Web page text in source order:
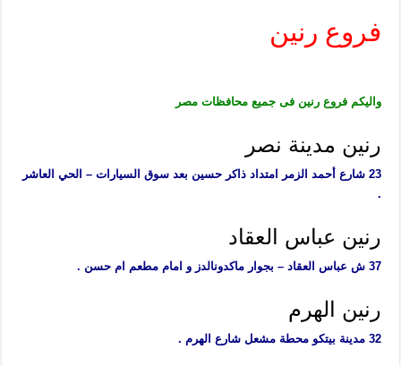
فروع رنين
واليكم فروع رنين فى جميع محافظات مصر
رنين مدينة نصر
23 شارع أحمد الزمر امتداد ذاكر حسين بعد سوق السيارات – الحي العاشر
.
رنين عباس العقاد
37 ش عباس العقاد – بجوار ماكدونالدز و امام مطعم ام حسن .
رنين الهرم
32 مدينة بيتكو محطة مشعل شارع الهرم .